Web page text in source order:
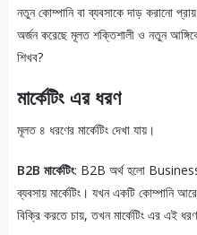
নতুন কোম্পানি বা ব্যবসাকে দাড় করানো
অর্জন করেছে মূলত শক্তিশালী ও নতুন
শিখব?
মার্কেটিং এর ধরণ
মূলত ৪ ধরণের মার্কেটিং দেখা যায়।
B2B মার্কেটিং: B2B অর্থ হলো
ব্যবসায় মার্কেটিং। যখন একটি কোম্পানি
বিক্রি করতে চায়, তখন মার্কেটিং এর এই